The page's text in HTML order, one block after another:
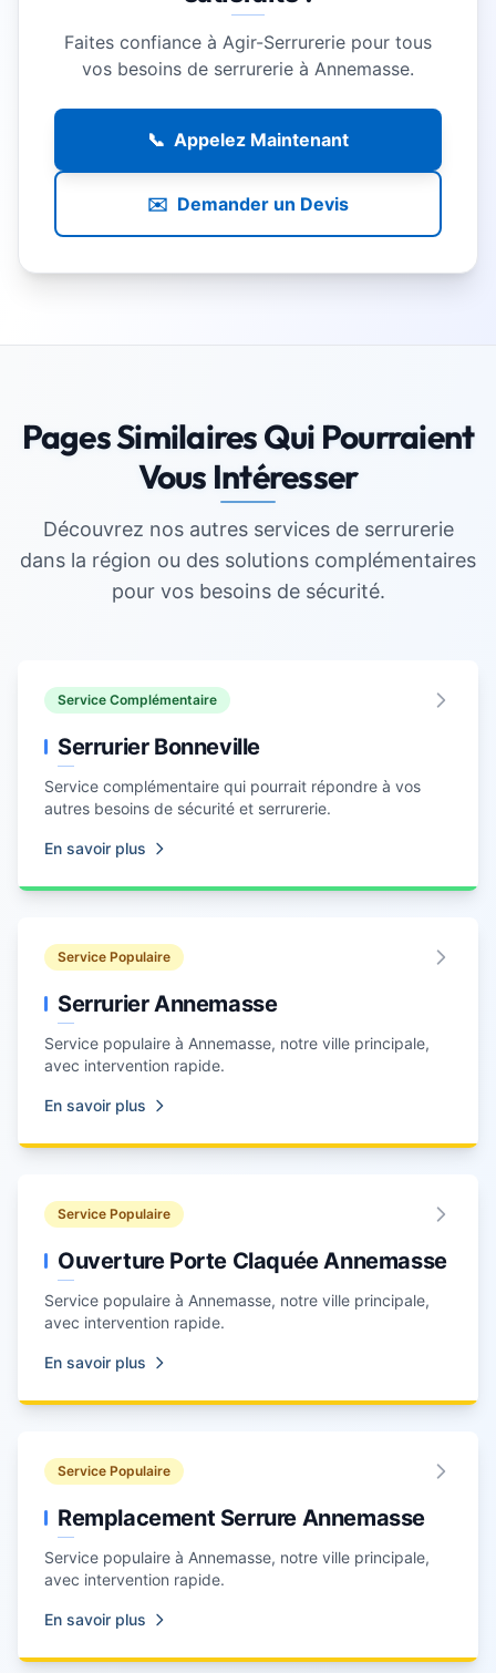
Faites confiance à Agir-Serrurerie pour tous
vos besoins de serrurerie à Annemasse.
📞 Appelez Maintenant
✉️ Demander un Devis
Pages Similaires Qui Pourraient
Vous Intéresser
Découvrez nos autres services de serrurerie
dans la région ou des solutions complémentaires
pour vos besoins de sécurité.
Service Complémentaire
Serrurier Bonneville
Service complémentaire qui pourrait répondre à vos
autres besoins de sécurité et serrurerie.
En savoir plus
Service Populaire
Serrurier Annemasse
Service populaire à Annemasse, notre ville principale,
avec intervention rapide.
En savoir plus
Service Populaire
Ouverture Porte Claquée Annemasse
Service populaire à Annemasse, notre ville principale,
avec intervention rapide.
En savoir plus
Service Populaire
Remplacement Serrure Annemasse
Service populaire à Annemasse, notre ville principale,
avec intervention rapide.
En savoir plus